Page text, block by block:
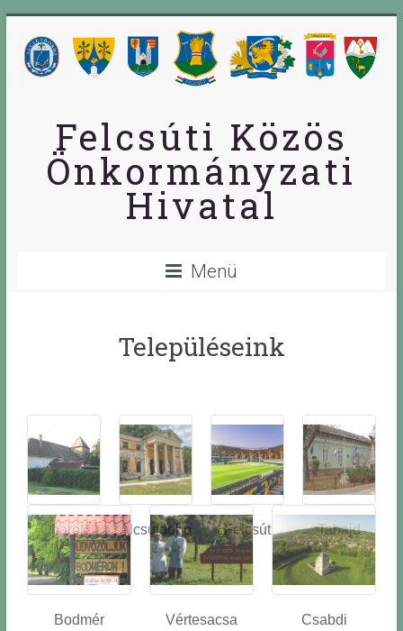
Felcsúti Közös
Önkormányzati
Hivatal
Menü
Településeink
Óbarok
Alcsútdobo
z
Felcsút Tabajd
Bodmér Vértesacsa Csabdi